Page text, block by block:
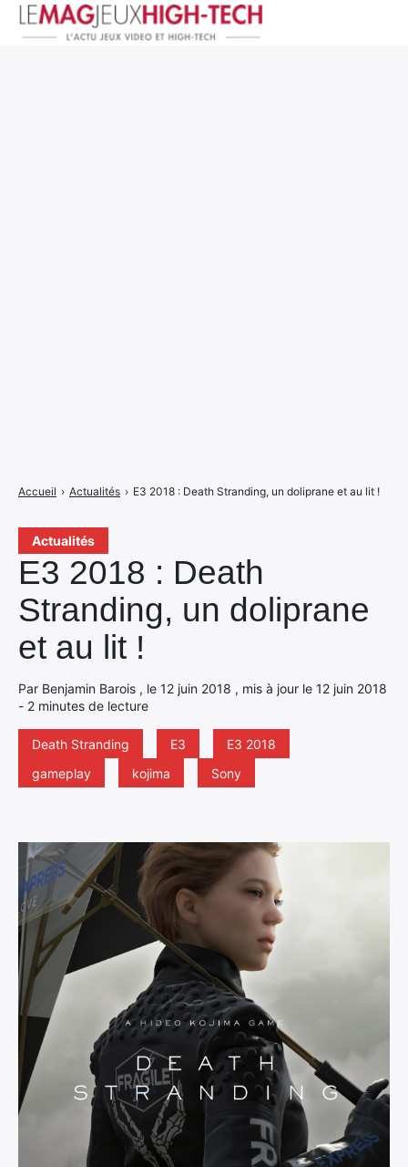
Actualités
E3 2018 : Death
Stranding, un doliprane
et au lit !
Par Benjamin Barois , le 12 juin 2018 , mis à jour le 12 juin 2018
- 2 minutes de lecture
Death Stranding E3
E3 2018
gameplay
kojima Sony
Accueil › Actualités › E3 2018 : Death Stranding, un doliprane et au lit !